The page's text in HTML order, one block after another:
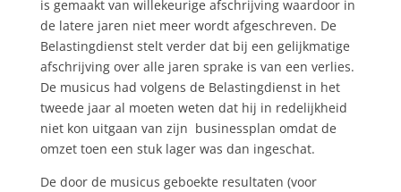
is gemaakt van willekeurige afschrijving waardoor in
de latere jaren niet meer wordt afgeschreven. De
Belastingdienst stelt verder dat bij een gelijkmatige
afschrijving over alle jaren sprake is van een verlies.
De musicus had volgens de Belastingdienst in het
tweede jaar al moeten weten dat hij in redelijkheid
niet kon uitgaan van zijn businessplan omdat de
omzet toen een stuk lager was dan ingeschat.
De door de musicus geboekte resultaten (voor